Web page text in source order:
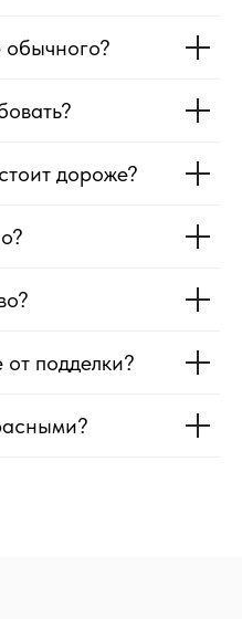
обычного?
дороже?
подделки?